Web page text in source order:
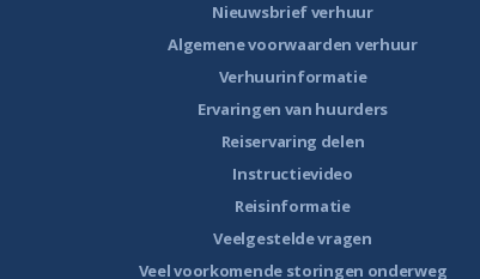
Nieuwsbrief verhuur
Algemene voorwaarden verhuur
Verhuurinformatie
Ervaringen van huurders
Reiservaring delen
Instructievideo
Reisinformatie
Veelgestelde vragen
Veel voorkomende storingen onderweg